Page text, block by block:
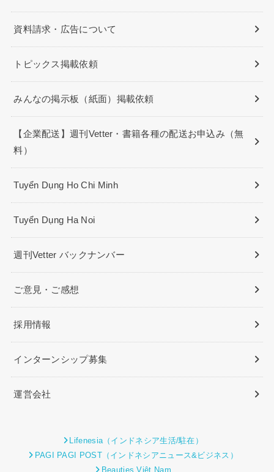
資料請求・広告について
トピックス掲載依頼
みんなの掲示板（紙面）掲載依頼
【企業配送】週刊Vetter・書籍各種の配送お申込み（無
料）
Tuyển Dụng Ho Chi Minh
Tuyển Dụng Ha Noi
週刊Vetter バックナンバー
ご意見・ご感想
採用情報
インターンシップ募集
運営会社
Lifenesia（インドネシア生活/駐在）
PAGI PAGI POST（インドネシアニュース&ビジネス）
Beauties Việt Nam